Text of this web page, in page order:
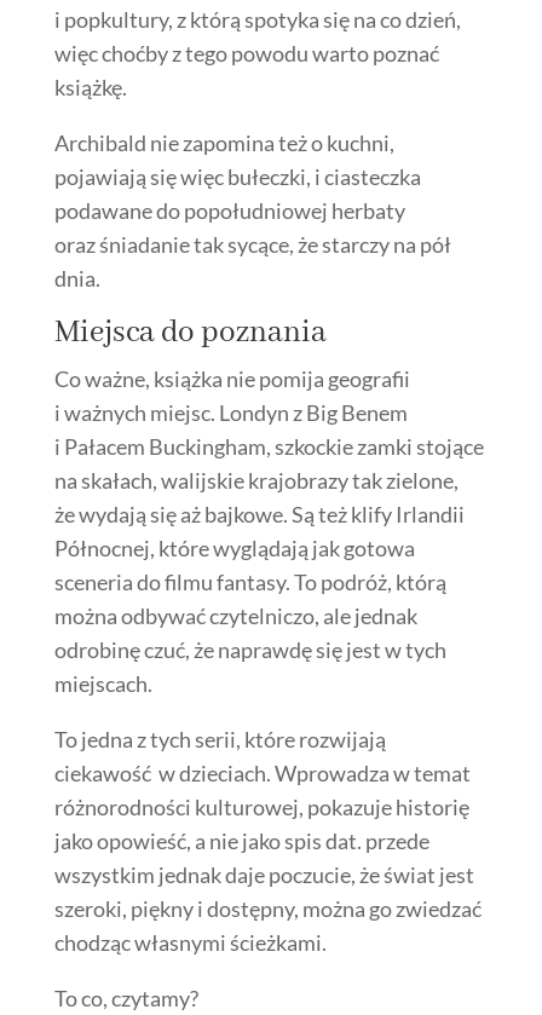
i popkultury, z którą spotyka się na co dzień,
więc choćby z tego powodu warto poznać
książkę.
Archibald nie zapomina też o kuchni,
pojawiają się więc bułeczki, i ciasteczka
podawane do popołudniowej herbaty
oraz śniadanie tak sycące, że starczy na pół
dnia.
Miejsca do poznania
Co ważne, książka nie pomija geografii
i ważnych miejsc. Londyn z Big Benem
i Pałacem Buckingham, szkockie zamki stojące
na skałach, walijskie krajobrazy tak zielone,
że wydają się aż bajkowe. Są też klify Irlandii
Północnej, które wyglądają jak gotowa
sceneria do filmu fantasy. To podróż, którą
można odbywać czytelniczo, ale jednak
odrobinę czuć, że naprawdę się jest w tych
miejscach.
To jedna z tych serii, które rozwijają
ciekawość w dzieciach. Wprowadza w temat
różnorodności kulturowej, pokazuje historię
jako opowieść, a nie jako spis dat. przede
wszystkim jednak daje poczucie, że świat jest
szeroki, piękny i dostępny, można go zwiedzać
chodząc własnymi ścieżkami.
To co, czytamy?